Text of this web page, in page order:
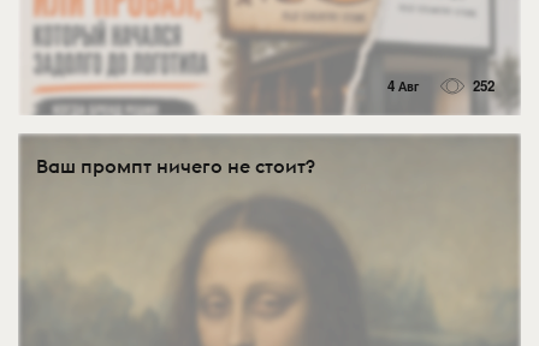
4 Авг 252
Ваш промпт ничего не стоит?